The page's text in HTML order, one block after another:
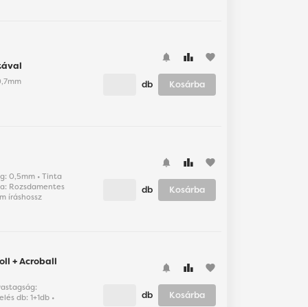
favorite
db Kosárba
0,5mm • Tinta
Rozsdamentes
íráshossz
favorite
db Kosárba
+ Acroball
db: 1+1db •
favorite
db Kosárba